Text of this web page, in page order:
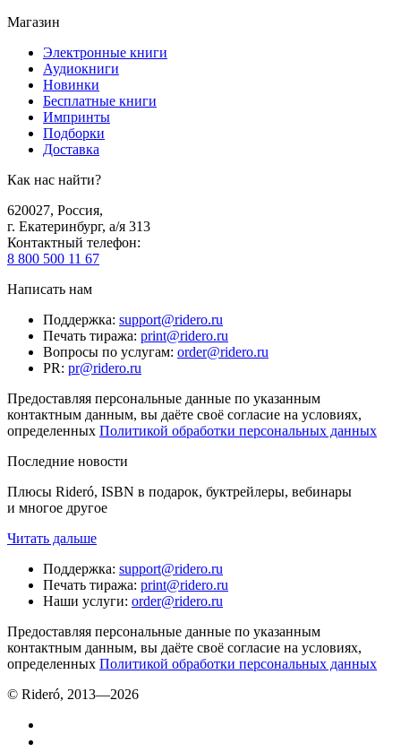
Магазин
Электронные книги
Аудиокниги
Новинки
Бесплатные книги
Импринты
Подборки
Доставка
Как нас найти?
620027, Россия,
г. Екатеринбург, а/я 313
Контактный телефон:
8 800 500 11 67
Написать нам
Поддержка: support@ridero.ru
Печать тиража: print@ridero.ru
Вопросы по услугам: order@ridero.ru
PR: pr@ridero.ru
Предоставляя персональные данные по указанным
контактным данным, вы даёте своё согласие на условиях,
определенных Политикой обработки персональных данных
Последние новости
Плюсы Rideró, ISBN в подарок, буктрейлеры, вебинары
и многое другое
Читать дальше
Поддержка: support@ridero.ru
Печать тиража: print@ridero.ru
Наши услуги: order@ridero.ru
Предоставляя персональные данные по указанным
контактным данным, вы даёте своё согласие на условиях,
определенных Политикой обработки персональных данных
© Rideró, 2013—2026